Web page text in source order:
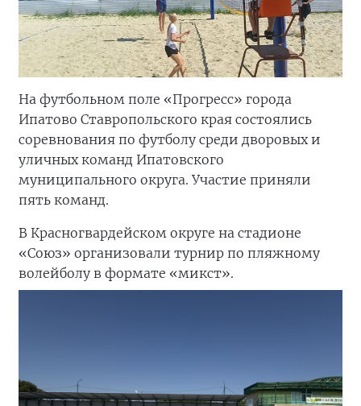
На футбольном поле «Прогресс» города
Ипатово Ставропольского края состоялись
соревнования по футболу среди дворовых и
уличных команд Ипатовского
муниципального округа. Участие приняли
пять команд.
В Красногвардейском округе на стадионе
«Союз» организовали турнир по пляжному
волейболу в формате «микст».